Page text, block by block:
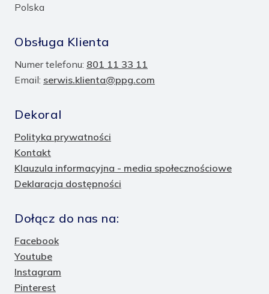
Polska
Obsługa Klienta
Numer telefonu: 801 11 33 11
Email: serwis.klienta@ppg.com
Dekoral
Polityka prywatności
Kontakt
Klauzula informacyjna - media społecznościowe
Deklaracja dostępności
Dołącz do nas na:
Facebook
Youtube
Instagram
Pinterest